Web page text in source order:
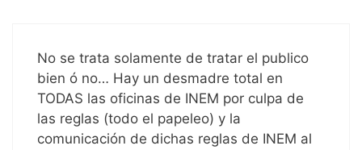
No se trata solamente de tratar el publico
bien ó no… Hay un desmadre total en
TODAS las oficinas de INEM por culpa de
las reglas (todo el papeleo) y la
comunicación de dichas reglas de INEM al